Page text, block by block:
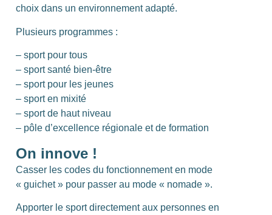
choix dans un environnement adapté.
Plusieurs programmes :
– sport pour tous
– sport santé bien-être
– sport pour les jeunes
– sport en mixité
– sport de haut niveau
– pôle d’excellence régionale et de formation
On innove !
Casser les codes du fonctionnement en mode
« guichet » pour passer au mode « nomade ».
Apporter le sport directement aux personnes en